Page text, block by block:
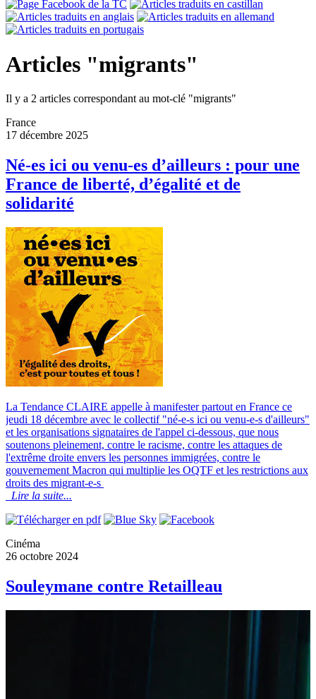
Articles "migrants"
Il y a 2 articles correspondant au mot-clé "migrants"
France
17 décembre 2025
Né-es ici ou venu-es d’ailleurs : pour une
France de liberté, d’égalité et de
solidarité
La Tendance CLAIRE appelle à manifester partout en France ce
jeudi 18 décembre avec le collectif "né-e-s ici ou venu-e-s d'ailleurs"
et les organisations signataires de l'appel ci-dessous, que nous
soutenons pleinement, contre le racisme, contre les attaques de
l'extrême droite envers les personnes immigrées, contre le
gouvernement Macron qui multiplie les OQTF et les restrictions aux
droits des migrant-e-s
Lire la suite...
Cinéma
26 octobre 2024
Souleymane contre Retailleau